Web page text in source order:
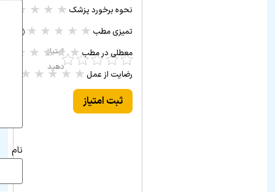
امتیاز
دهید
نحوه برخورد پزشک ★
★
★
★
تمیزی مطب ★
★
★
★
★ (۰ رأی)
معطلی در مطب★
★
★
★
★
رضایت از عمل ★
★
★
★
★
ثبت امتیاز
نام